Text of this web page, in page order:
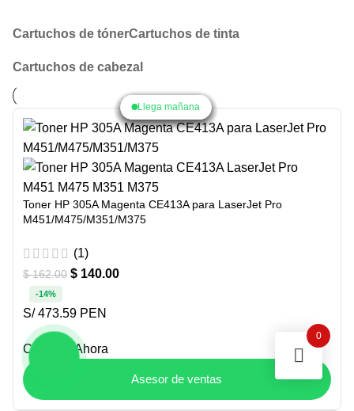
Cartuchos de tónerCartuchos de tinta
Cartuchos de cabezal
Toner HP 305A Magenta CE413A para LaserJet Pro
M451/M475/M351/M375
(1)
$162.00 $ 140.00
-14%
S/ 473.59 PEN
Comprar Ahora
Llega mañana
Asesor de ventas
Llega mañana
Llega mañana
Llega mañana
Llega mañana
Llega mañana
Llega mañana
Llega mañana
Llega mañana
0